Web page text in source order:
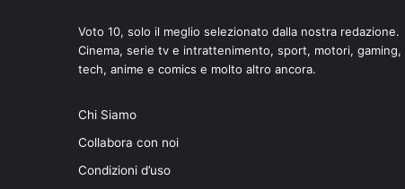
Voto 10, solo il meglio selezionato dalla nostra redazione.
Cinema, serie tv e intrattenimento, sport, motori, gaming,
tech, anime e comics e molto altro ancora.
Chi Siamo
Collabora con noi
Condizioni d’uso